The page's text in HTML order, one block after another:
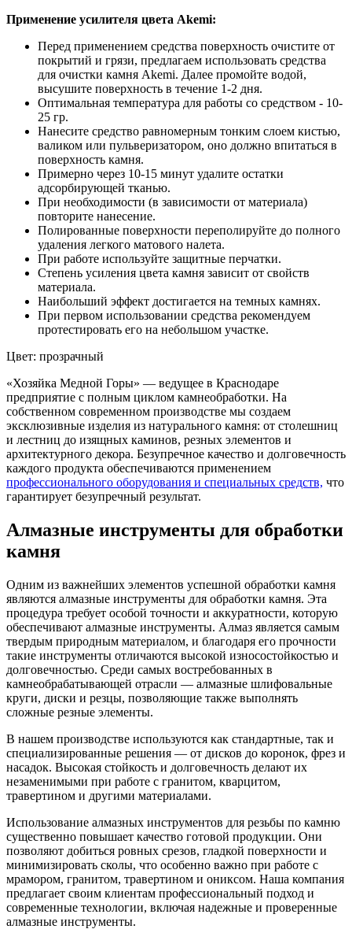
Применение усилителя цвета Akemi:
Перед применением средства поверхность очистите от
покрытий и грязи, предлагаем использовать средства
для очистки камня Akemi. Далее промойте водой,
высушите поверхность в течение 1-2 дня.
Оптимальная температура для работы со средством - 10-
25 гр.
Нанесите средство равномерным тонким слоем кистью,
валиком или пульверизатором, оно должно впитаться в
поверхность камня.
Примерно через 10-15 минут удалите остатки
адсорбирующей тканью.
При необходимости (в зависимости от материала)
повторите нанесение.
Полированные поверхности переполируйте до полного
удаления легкого матового налета.
При работе используйте защитные перчатки.
Степень усиления цвета камня зависит от свойств
материала.
Наибольший эффект достигается на темных камнях.
При первом использовании средства рекомендуем
протестировать его на небольшом участке.
Цвет: прозрачный
«Хозяйка Медной Горы» — ведущее в Краснодаре
предприятие с полным циклом камнеобработки. На
собственном современном производстве мы создаем
эксклюзивные изделия из натурального камня: от столешниц
и лестниц до изящных каминов, резных элементов и
архитектурного декора. Безупречное качество и долговечность
каждого продукта обеспечиваются применением
профессионального оборудования и специальных средств, что
гарантирует безупречный результат.
Алмазные инструменты для обработки
камня
Одним из важнейших элементов успешной обработки камня
являются алмазные инструменты для обработки камня. Эта
процедура требует особой точности и аккуратности, которую
обеспечивают алмазные инструменты. Алмаз является самым
твердым природным материалом, и благодаря его прочности
такие инструменты отличаются высокой износостойкостью и
долговечностью. Среди самых востребованных в
камнеобрабатывающей отрасли — алмазные шлифовальные
круги, диски и резцы, позволяющие также выполнять
сложные резные элементы.
В нашем производстве используются как стандартные, так и
специализированные решения — от дисков до коронок, фрез и
насадок. Высокая стойкость и долговечность делают их
незаменимыми при работе с гранитом, кварцитом,
травертином и другими материалами.
Использование алмазных инструментов для резьбы по камню
существенно повышает качество готовой продукции. Они
позволяют добиться ровных срезов, гладкой поверхности и
минимизировать сколы, что особенно важно при работе с
мрамором, гранитом, травертином и ониксом. Наша компания
предлагает своим клиентам профессиональный подход и
современные технологии, включая надежные и проверенные
алмазные инструменты.